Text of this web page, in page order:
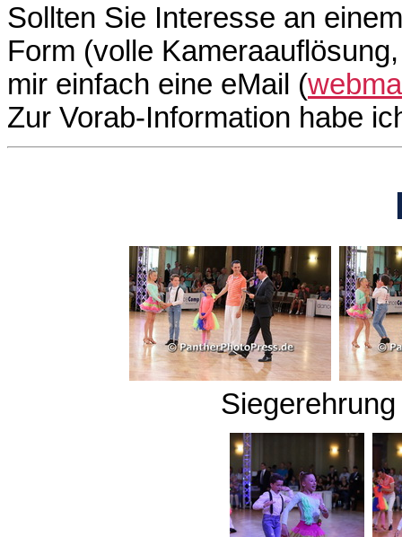
Sollten Sie Interesse an
Form (volle
mir einfach eine eMail (
Zur Vorab-Information habe